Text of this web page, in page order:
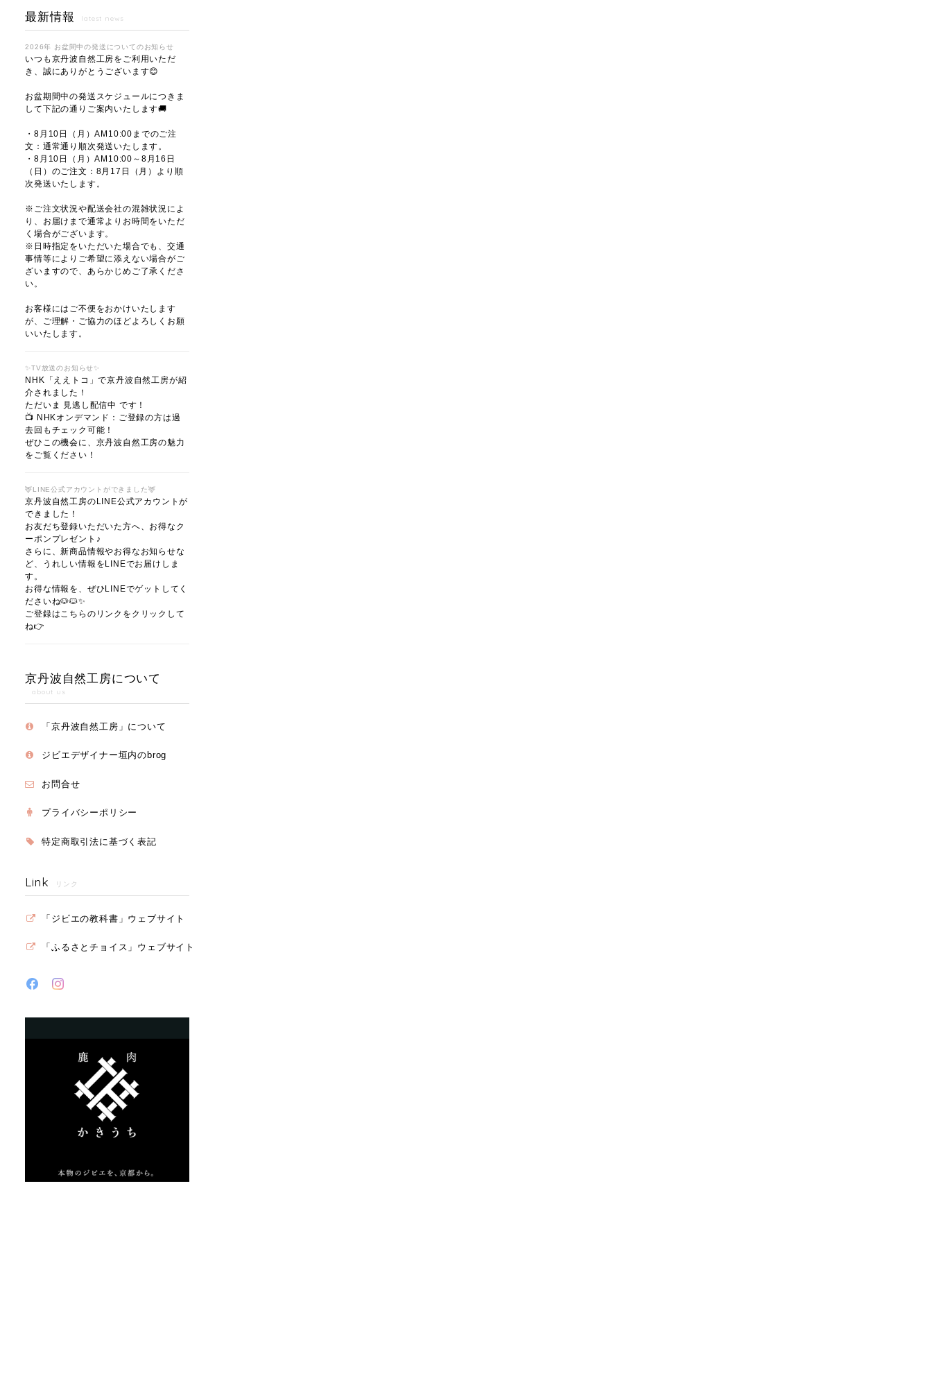
最新情報 latest news
2026年 お盆間中の発送についてのお知らせ
いつも京丹波自然工房をご利用いただ
き、誠にありがとうございます😊
お盆期間中の発送スケジュールにつきま
して下記の通りご案内いたします🚚
・8月10日（月）AM10:00までのご注
文：通常通り順次発送いたします。
・8月10日（月）AM10:00～8月16日
（日）のご注文：8月17日（月）より順
次発送いたします。
※ご注文状況や配送会社の混雑状況によ
り、お届けまで通常よりお時間をいただ
く場合がございます。
※日時指定をいただいた場合でも、交通
事情等によりご希望に添えない場合がご
ざいますので、あらかじめご了承くださ
い。
お客様にはご不便をおかけいたします
が、ご理解・ご協力のほどよろしくお願
いいたします。
✨TV放送のお知らせ✨
NHK「ええトコ」で京丹波自然工房が紹
介されました！
ただいま 見逃し配信中 です！
📺 NHKオンデマンド：ご登録の方は過
去回もチェック可能！
ぜひこの機会に、京丹波自然工房の魅力
をご覧ください！
🦌LINE公式アカウントができました🦌
京丹波自然工房のLINE公式アカウントが
できました！
お友だち登録いただいた方へ、お得なク
ーポンプレゼント♪
さらに、新商品情報やお得なお知らせな
ど、うれしい情報をLINEでお届けしま
す。
お得な情報を、ぜひLINEでゲットしてく
ださいね🐶🐱✨
ご登録はこちらのリンクをクリックして
ね👉
京丹波自然工房について
about us
「京丹波自然工房」について
ジビエデザイナー垣内のbrog
お問合せ
プライバシーポリシー
特定商取引法に基づく表記
Link リンク
「ジビエの教科書」ウェブサイト
「ふるさとチョイス」ウェブサイト